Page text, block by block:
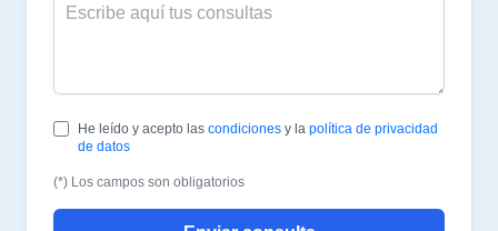
He leído y acepto lascondiciones y lapolítica de privacidad
de datos
(*) Los campos son obligatorios